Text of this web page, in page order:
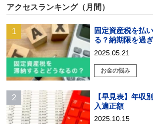
アクセスランキング（月間）
固定資産税を払
る？納期限を過
解説
2025.05.21
お金の悩み
【早見表】年収
入適正額
2025.10.15